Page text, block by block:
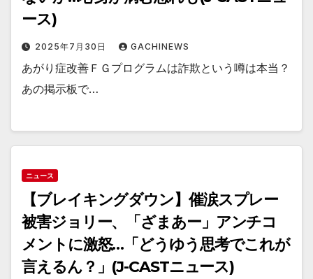
ース)
2025年7月30日 GACHINEWS
あがり症改善ＦＧプログラムは詐欺という噂は本当？
あの掲示板で…
ニュース
【ブレイキングダウン】催涙スプレー
被害ジョリー、「ざまあー」アンチコ
メントに激怒…「どうゆう思考でこれが
言えるん？」(J-CASTニュース)